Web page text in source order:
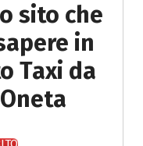
sito che
in
Taxi da